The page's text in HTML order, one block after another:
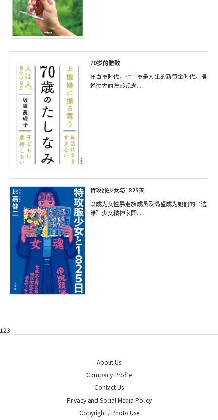
70岁的雅致
在百岁时代，七十岁是人生的新黄金时代。摆
脱过去的年龄观念...
特攻服少女与1825天
以成为女性暴走族成员及渴望成为她们的“边
缘”少女精神家园...
123
About Us
Company Profile
Contact Us
Privacy and Social Media Policy
Copyright / Photo Use